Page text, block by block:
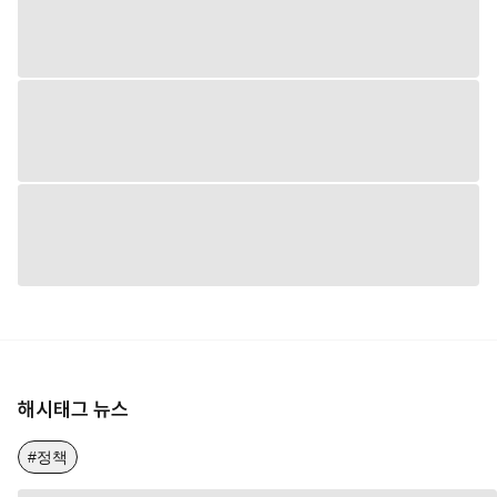
해시태그 뉴스
#정책